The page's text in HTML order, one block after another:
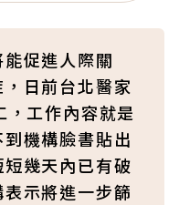
促進人際關
日前台北醫家
工作內容就是
到機構臉書貼出
幾天內已有破
示將進一步篩